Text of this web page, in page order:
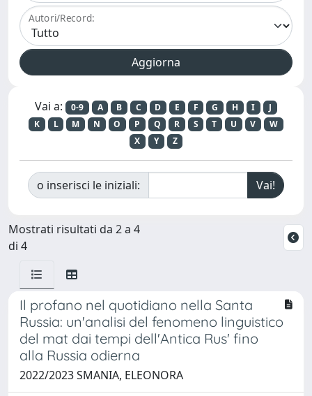
Autori/Record:
Vai a: 0-9 A B C D E F G H I
J
K
L M N O P Q R S T U V
W
X
Y Z
o inserisci le iniziali:
Mostrati risultati da 2 a 4
di 4
Il profano nel quotidiano nella Santa
Russia: un'analisi del fenomeno linguistico
del mat dai tempi dell'Antica Rus' fino
alla Russia odierna
2022/2023 SMANIA, ELEONORA